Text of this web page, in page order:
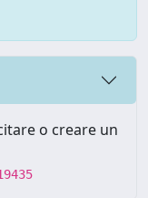
o creare un